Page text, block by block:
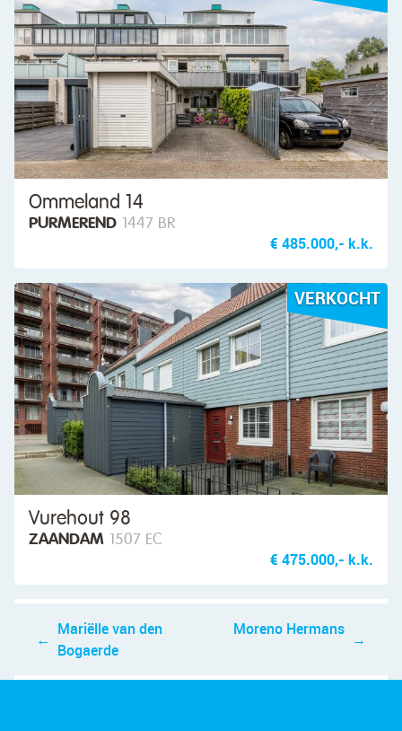
Ommeland 14
PURMEREND 1447 BR
€ 485.000,- k.k.
VERKOCHT
Vurehout 98
ZAANDAM 1507 EC
€ 475.000,- k.k.
Bericht
navigatie
Mariëlle van den
Bogaerde
Moreno Hermans